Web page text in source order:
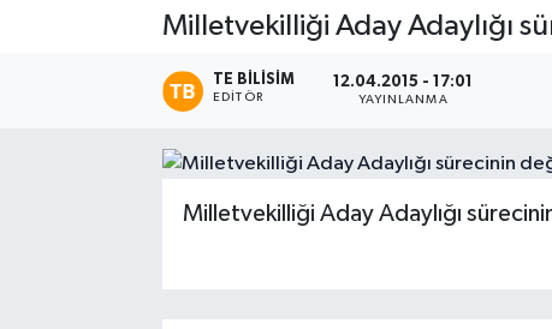
Milletvekilliği Aday Adaylığı
TE BILISIM
EDITÖR
12.04.2015 - 17:01
YAYINLANMA
Milletvekilliği Aday Adaylığı